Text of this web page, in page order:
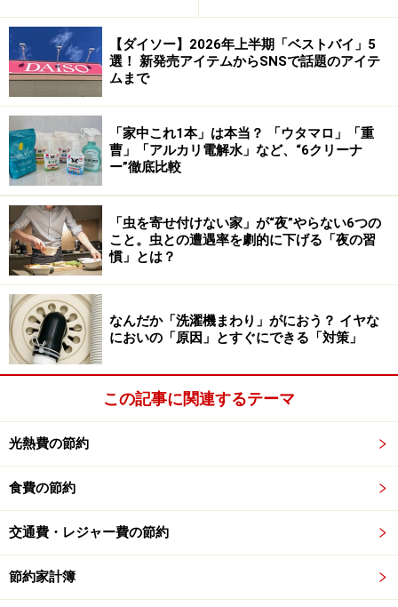
ウタマロを削って「粉マロ」
100円ショップで買える「薬味おろし」を使う
100円ショップで売っている薬味おろしを使えば、ウタ
マロを細かく削って「粉マロ」として使うことができま
す。保存ケース付きの薬味おろしならそのまま入れてお
けます。
ウタマロを薬味おろしで削る
細かくなった「粉マロ」は上履きを洗うときなどに便
利。まずは上履きをぬるま湯に浸し、その後「粉マロ」
を全体に振りかけて靴洗いブラシでこすると、汚れが簡
単に落ちていきます。
また「粉マロ」はぬるま湯に入れることで溶かすことも
できるので、広い範囲に使いたいときは溶かして使うと
上履き洗いには粉マロが便利
【ダイソー】2026年上半期「ベストバイ」5
選！ 新発売アイテムからSNSで話題のアイテ
ムまで
「家中これ1本」は本当？ 「ウタマロ」「重
曹」「アルカリ電解水」など、“6クリーナ
ー”徹底比較
「虫を寄せ付けない家」が“夜”やらない6つの
こと。虫との遭遇率を劇的に下げる「夜の習
慣」とは？
なんだか「洗濯機まわり」がにおう？ イヤな
においの「原因」とすぐにできる「対策」
この記事に関連するテーマ
光熱費の節約
食費の節約
交通費・レジャー費の節約
節約家計簿